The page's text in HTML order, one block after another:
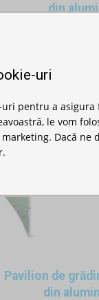
din
Pavilion de
din
uri
uri pentru a
le vom
Dacă ne